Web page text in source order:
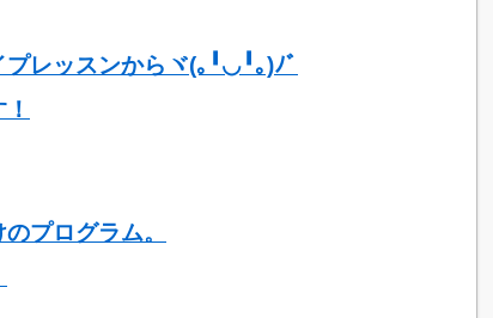
レッスンからヾ(｡╹◡╹｡)ﾉﾞ
プログラム。